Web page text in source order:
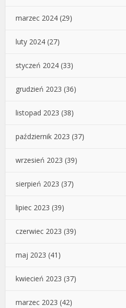
marzec 2024 (29)
luty 2024 (27)
styczeń 2024 (33)
grudzień 2023 (36)
listopad 2023 (38)
październik 2023 (37)
wrzesień 2023 (39)
sierpień 2023 (37)
lipiec 2023 (39)
czerwiec 2023 (39)
maj 2023 (41)
kwiecień 2023 (37)
marzec 2023 (42)